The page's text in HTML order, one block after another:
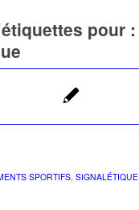
pour :
SPORTIFS, SIGNALÉTIQUE